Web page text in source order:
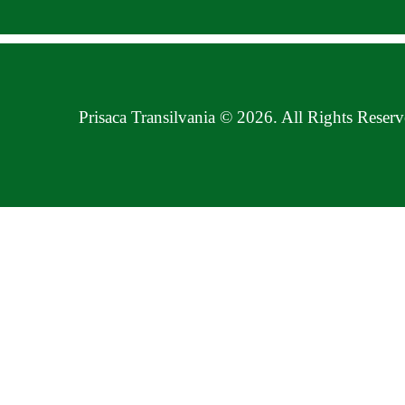
Prisaca Transilvania © 2026. All Rights